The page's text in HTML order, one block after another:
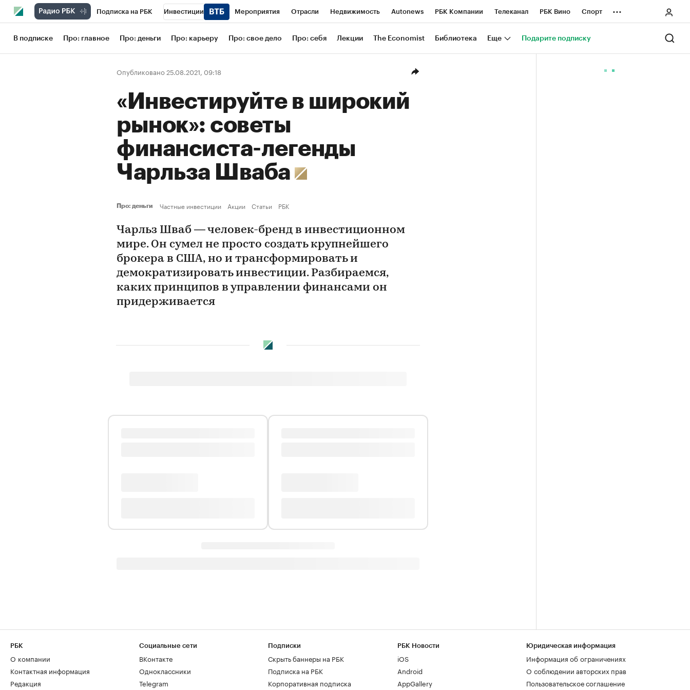
Подписка на РБК Инвестиции Мероприятия Отрасли Недвижимость Autonews РБК Компании Телеканал РБК Вино Спорт
Школа управления РБК РБК Образование РБК Life Тренды Визионеры Национальные проекты Город
Рынок наличной валюты
...
В подписке Про: главное Про: деньги Про: карьеру Про: свое дело Про: себя Лекции The Economist Библиотека Еще Подарите подписку
Опубликовано 25.08.2021, 09:18
«Инвестируйте в широкий
рынок»: советы
финансиста-легенды
Чарльза Шваба
Про: деньги Частные инвестиции Акции Статьи РБК
Чарльз Шваб — человек-бренд в инвестиционном
мире. Он сумел не просто создать крупнейшего
брокера в США, но и трансформировать и
демократизировать инвестиции. Разбираемся,
каких принципов в управлении финансами он
придерживается
РБК
О компании
Контактная информация
Редакция
Социальные сети
ВКонтакте
Одноклассники
Telegram
Подписки
Скрыть баннеры на РБК
Подписка на РБК
Корпоративная подписка
РБК Новости
iOS
Android
AppGallery
Юридическая информация
Информация об ограничениях
О соблюдении авторских прав
Пользовательское соглашение